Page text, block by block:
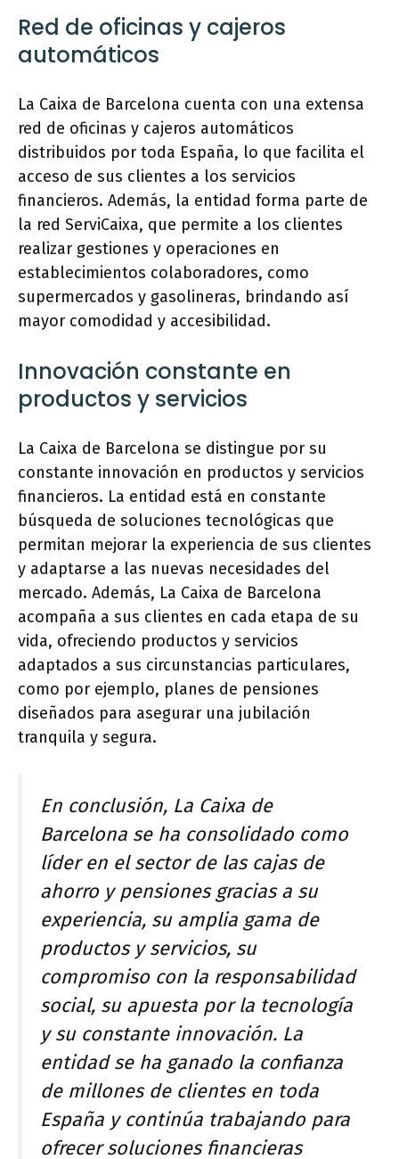
Red de oficinas y cajeros
automáticos
La Caixa de Barcelona cuenta con una extensa
red de oficinas y cajeros automáticos
distribuidos por toda España, lo que facilita el
acceso de sus clientes a los servicios
financieros. Además, la entidad forma parte de
la red ServiCaixa, que permite a los clientes
realizar gestiones y operaciones en
establecimientos colaboradores, como
supermercados y gasolineras, brindando así
mayor comodidad y accesibilidad.
Innovación constante en
productos y servicios
La Caixa de Barcelona se distingue por su
constante innovación en productos y servicios
financieros. La entidad está en constante
búsqueda de soluciones tecnológicas que
permitan mejorar la experiencia de sus clientes
y adaptarse a las nuevas necesidades del
mercado. Además, La Caixa de Barcelona
acompaña a sus clientes en cada etapa de su
vida, ofreciendo productos y servicios
adaptados a sus circunstancias particulares,
como por ejemplo, planes de pensiones
diseñados para asegurar una jubilación
tranquila y segura.
En conclusión, La Caixa de
Barcelona se ha consolidado como
líder en el sector de las cajas de
ahorro y pensiones gracias a su
experiencia, su amplia gama de
productos y servicios, su
compromiso con la responsabilidad
social, su apuesta por la tecnología
y su constante innovación. La
entidad se ha ganado la confianza
de millones de clientes en toda
España y continúa trabajando para
ofrecer soluciones financieras